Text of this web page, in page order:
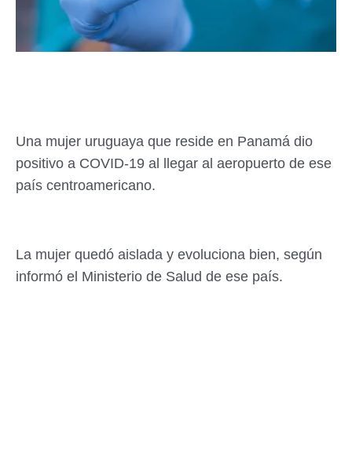
Una mujer uruguaya que reside en Panamá dio
positivo a COVID-19 al llegar al aeropuerto de ese
país centroamericano.
La mujer quedó aislada y evoluciona bien, según
informó el Ministerio de Salud de ese país.